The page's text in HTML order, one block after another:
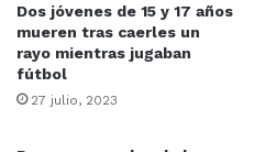
Dos jóvenes de 15 y 17 años
mueren tras caerles un
rayo mientras jugaban
fútbol
27 julio, 2023